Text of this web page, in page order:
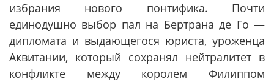
избрания нового понтифика. Почти
единодушно выбор пал на Бертрана де Го —
дипломата и выдающегося юриста, уроженца
Аквитании, который сохранял нейтралитет в
конфликте между королем Филиппом